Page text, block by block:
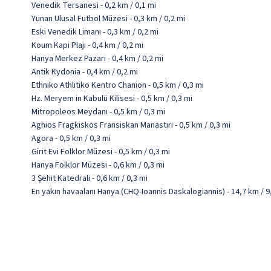
Venedik Tersanesi - 0,2 km / 0,1 mi
Yunan Ulusal Futbol Müzesi - 0,3 km / 0,2 mi
Eski Venedik Limanı - 0,3 km / 0,2 mi
Koum Kapi Plajı - 0,4 km / 0,2 mi
Hanya Merkez Pazarı - 0,4 km / 0,2 mi
Antik Kydonia - 0,4 km / 0,2 mi
Ethniko Athlitiko Kentro Chanion - 0,5 km / 0,3 mi
Hz. Meryem in Kabulü Kilisesi - 0,5 km / 0,3 mi
Mitropoleos Meydanı - 0,5 km / 0,3 mi
Aghios Fragkiskos Fransiskan Manastırı - 0,5 km / 0,3 mi
Agora - 0,5 km / 0,3 mi
Girit Evi Folklor Müzesi - 0,5 km / 0,3 mi
Hanya Folklor Müzesi - 0,6 km / 0,3 mi
3 Şehit Katedrali - 0,6 km / 0,3 mi
En yakın havaalanı Hanya (CHQ-Ioannis Daskalogiannis) - 14,7 km /